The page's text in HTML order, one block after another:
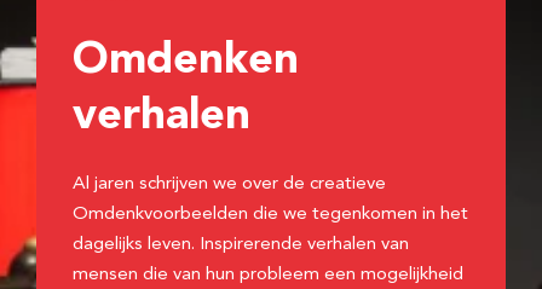
Omdenken
verhalen
Al jaren schrijven we over de creatieve
Omdenkvoorbeelden die we tegenkomen in het
dagelijks leven. Inspirerende verhalen van
mensen die van hun probleem een mogelijkheid